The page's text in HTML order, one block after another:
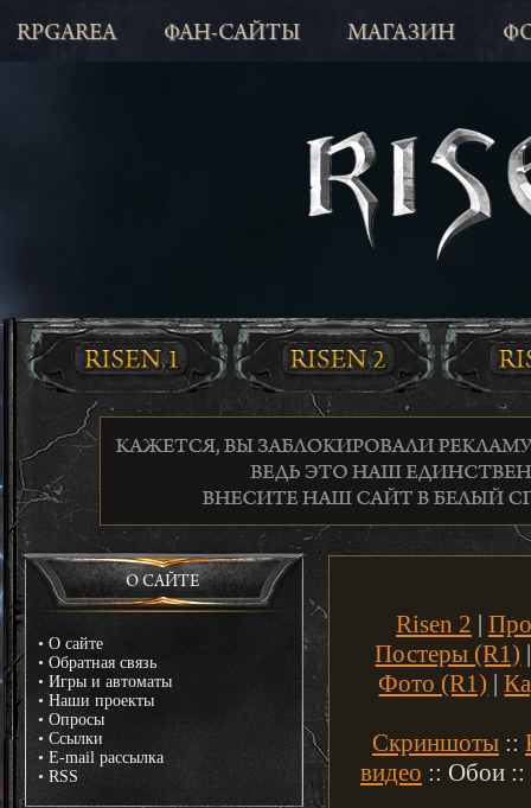
RPGAREA ФАН-САЙТЫ МАГАЗИН
О САЙТЕ
• О сайте
• Обратная связь
• Игры и автоматы
• Наши проекты
• Опросы
• Ссылки
• E-mail рассылка
• RSS
Risen 2 |
Постеры (R1)
Фото (R1) |
Скриншоты ::
видео :: Обои ::